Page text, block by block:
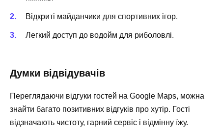
Відкриті майданчики для спортивних ігор.
Легкий доступ до водойм для риболовлі.
Думки відвідувачів
Переглядаючи відгуки гостей на Google Maps, можна
знайти багато позитивних відгуків про хутір. Гості
відзначають чистоту, гарний сервіс і відмінну їжу.